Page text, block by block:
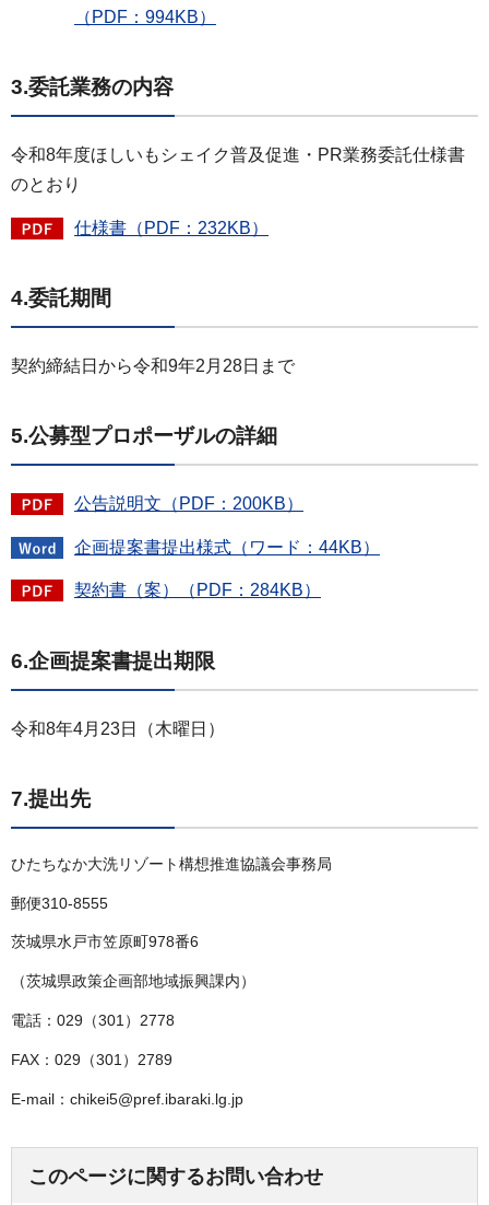
（PDF：994KB）
3.委託業務の内容
令和8年度ほしいもシェイク普及促進・PR業務委託仕様書
のとおり
仕様書（PDF：232KB）
4.委託期間
契約締結日から令和9年2月28日まで
5.公募型プロポーザルの詳細
公告説明文（PDF：200KB）
企画提案書提出様式（ワード：44KB）
契約書（案）（PDF：284KB）
6.企画提案書提出期限
令和8年4月23日（木曜日）
7.提出先
ひたちなか大洗リゾート構想推進協議会事務局
郵便310-8555
茨城県水戸市笠原町978番6
（茨城県政策企画部地域振興課内）
電話：029（301）2778
FAX：029（301）2789
E-mail：chikei5@pref.ibaraki.lg.jp
このページに関するお問い合わせ